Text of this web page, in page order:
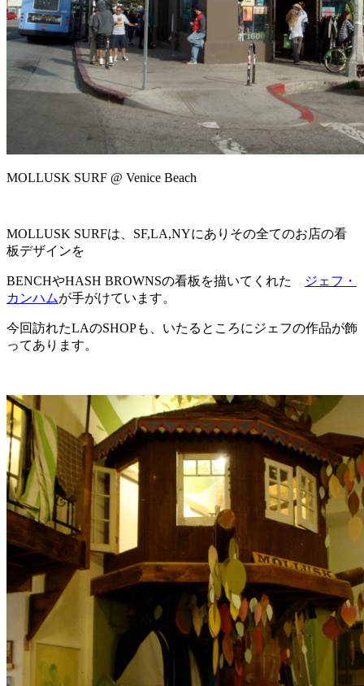
MOLLUSK SURF @ Venice Beach
MOLLUSK SURFは、SF,LA,NYにありその全てのお店の看
板デザインを
BENCHやHASH BROWNSの看板を描いてくれた
ジェフ・
カンハムが手がけています。
今回訪れたLAのSHOPも、いたるところにジェフの作品が飾
ってあります。